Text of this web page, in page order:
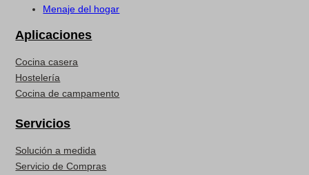
Menaje del hogar
Aplicaciones
Cocina casera
Hostelería
Cocina de campamento
Servicios
Solución a medida
Servicio de Compras